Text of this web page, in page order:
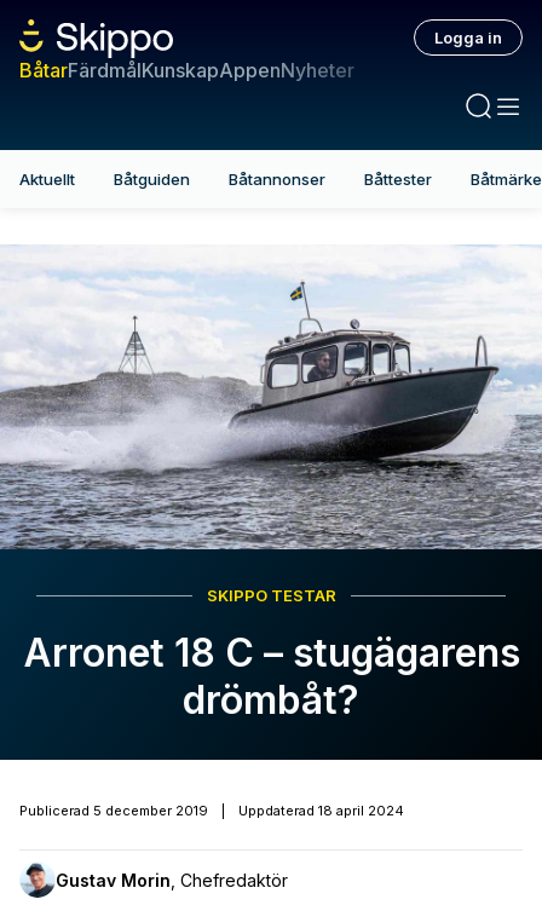
BåtarFärdmålKunskapAppenNyheter
Logga in
Aktuellt Båtguiden Båtannonser Båttester
SKIPPO TESTAR
Arronet 18 C – stugägarens
drömbåt?
Publicerad 5 december 2019 Uppdaterad 18 april 2024
Gustav Morin Chefredaktör